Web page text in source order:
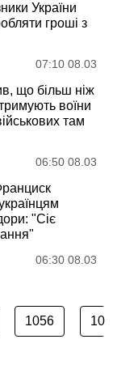
України
гроші з
07:10 08.03
що більш ніж
воїни
там
06:50 08.03
"Сіє
06:30 08.03
1056